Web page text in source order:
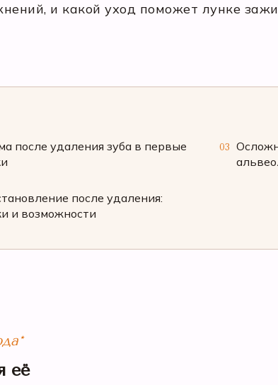
и какой уход поможет лунке
после удаления зуба в первые
03
после удаления:
и возможности
её